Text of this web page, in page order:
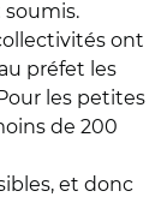
ont
préfet les
les petites
de 200
et donc